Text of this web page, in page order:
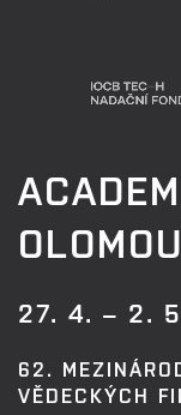
27. 4. – 2.
62.
VĚDECKÝCH